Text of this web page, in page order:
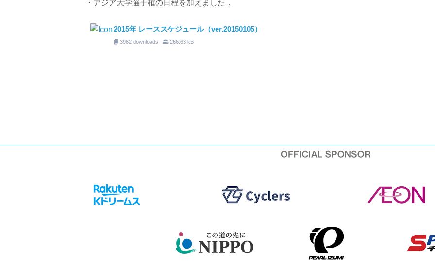
・アジア大学選手権の日程を加えました．
2015年 レーススケジュール（ver.20150105）
3982 downloads 266.63 kB